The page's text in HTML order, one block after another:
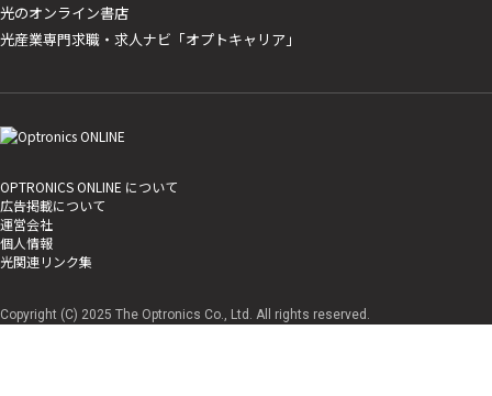
光のオンライン書店
光産業専門求職・求人ナビ「オプトキャリア」
OPTRONICS ONLINE について
広告掲載について
運営会社
個人情報
光関連リンク集
Copyright (C) 2025 The Optronics Co., Ltd. All rights reserved.